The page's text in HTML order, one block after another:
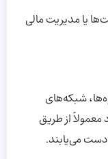
یا مدیریت مالی
شبکه‌های
از طریق
دست می‌یابند.